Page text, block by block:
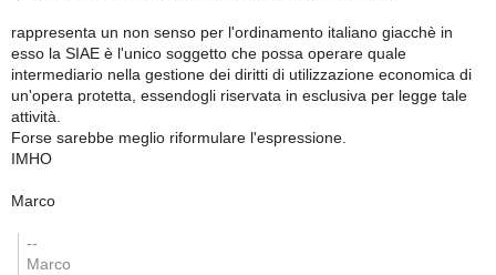
rappresenta un non senso per l'ordinamento italiano giacchè in
esso la SIAE è l'unico soggetto che possa operare quale
intermediario nella gestione dei diritti di utilizzazione economica di
un'opera protetta, essendogli riservata in esclusiva per legge tale
attività.
Forse sarebbe meglio riformulare l'espressione.
IMHO
Marco
--
Marco